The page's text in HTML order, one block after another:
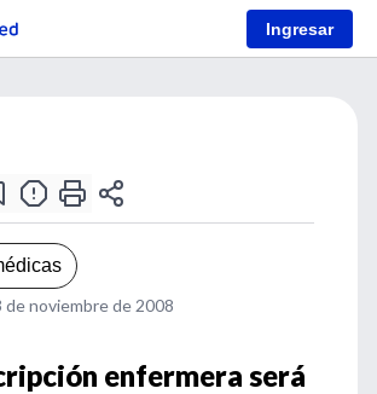
Ingresar
de noviembre de 2008
enfermera será